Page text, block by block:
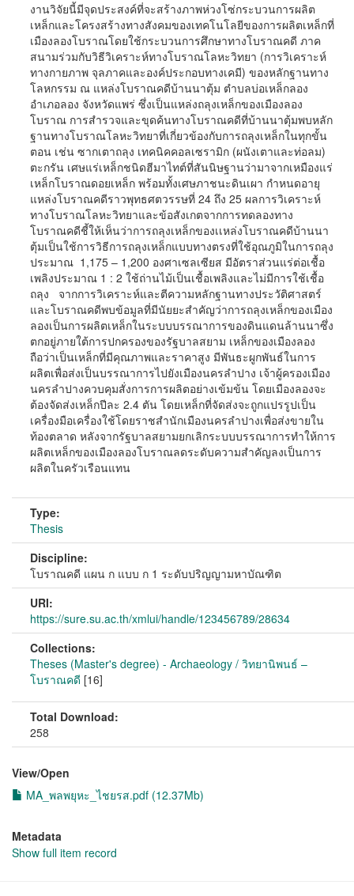
งานวิจัยนี้มีจุดประสงค์ที่จะสร้างภาพห่วงโซ่กระบวนการผลิต
เหล็กและโครงสร้างทางสังคมของเทคโนโลยีของการผลิตเหล็กที่
เมืองลองโบราณโดยใช้กระบวนการศึกษาทางโบราณคดี ภาค
สนามร่วมกับวิธีวิเคราะห์ทางโบราณโลหะวิทยา (การวิเคราะห์
ทางกายภาพ จุลภาคและองค์ประกอบทางเคมี) ของหลักฐานทาง
โลหกรรม ณ แหล่งโบราณคดีบ้านนาตุ้ม ตำบลบ่อเหล็กลอง
อำเภอลอง จังหวัดแพร่ ซึ่งเป็นแหล่งถลุงเหล็กของเมืองลอง
โบราณ การสำรวจและขุดค้นทางโบราณคดีที่บ้านนาตุ้มพบหลัก
ฐานทางโบราณโลหะวิทยาที่เกี่ยวข้องกับการถลุงเหล็กในทุกขั้น
ตอน เช่น ซากเตาถลุง เทคนิคคอลเซรามิก (ผนังเตาและท่อลม)
ตะกรัน เศษแร่เหล็กชนิดฮีมาไทต์ที่สันนิษฐานว่ามาจากเหมืองแร่
เหล็กโบราณดอยเหล็ก พร้อมทั้งเศษภาชนะดินเผา กำหนดอายุ
แหล่งโบราณคดีราวพุทธศตวรรษที่ 24 ถึง 25 ผลการวิเคราะห์
ทางโบราณโลหะวิทยาและข้อสังเกตจากการทดลองทาง
โบราณคดีชี้ให้เห็นว่าการถลุงเหล็กของเเหล่งโบราณคดีบ้านนา
ตุ้มเป็นใช้การวิธีการถลุงเหล็กแบบทางตรงที่ใช้อุณภูมิในการถลุง
ประมาณ 1,175 – 1,200 องศาเซลเซียส มีอัตราส่วนแร่ต่อเชื้อ
เพลิงประมาณ 1 : 2 ใช้ถ่านไม้เป็นเชื้อเพลิงและไม่มีการใช้เชื้อ
ถลุง จากการวิเคราะห์และตีความหลักฐานทางประวัติศาสตร์
และโบราณคดีพบข้อมูลที่มีนัยยะสำคัญว่าการถลุงเหล็กของเมือง
ลองเป็นการผลิตเหล็กในระบบบรรณาการของดินแดนล้านนาซึ่ง
ตกอยู่ภายใต้การปกครองของรัฐบาลสยาม เหล็กของเมืองลอง
ถือว่าเป็นเหล็กที่มีคุณภาพและราคาสูง มีพันธะผูกพันธ์ในการ
ผลิตเพื่อส่งเป็นบรรณาการไปยังเมืองนครลำปาง เจ้าผู้ครองเมือง
นครลำปางควบคุมสั่งการการผลิตอย่างเข้มข้น โดยเมืองลองจะ
ต้องจัดส่งเหล็กปีละ 2.4 ตัน โดยเหล็กที่จัดส่งจะถูกแปรรูปเป็น
เครื่องมือเครื่องใช้โดยราชสำนักเมืองนครลำปางเพื่อส่งขายใน
ท้องตลาด หลังจากรัฐบาลสยามยกเลิกระบบบรรณาการทำให้การ
ผลิตเหล็กของเมืองลองโบราณลดระดับความสำคัญลงเป็นการ
ผลิตในครัวเรือนแทน
Type:
Thesis
Discipline:
โบราณคดี แผน ก แบบ ก 1 ระดับปริญญามหาบัณฑิต
URI:
https://sure.su.ac.th/xmlui/handle/123456789/28634
Collections:
Theses (Master's degree) - Archaeology / วิทยานิพนธ์ –
โบราณคดี [16]
Total Download:
258
View/Open
MA_พลพยุหะ_ไชยรส.pdf (12.37Mb)
Metadata
Show full item record